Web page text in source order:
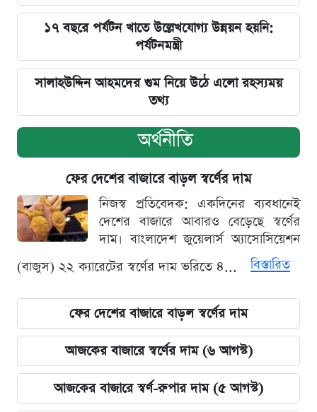
১৭ বছরে পর্যটন খাতে উল্লেখযোগ্য উন্নয়ন হয়নি:
পর্যটনমন্ত্রী
সালাহউদ্দিন আহমদের গুম নিয়ে উঠে এলো রহস্যময়
তথ্য
অর্থনীতি
ফের দেশের বাজারে বাড়ল স্বর্ণের দাম
নিজস্ব প্রতিবেদক: একদিনের ব্যবধানেই
দেশের বাজারে আবারও বেড়েছে স্বর্ণের
দাম। বাংলাদেশ জুয়েলার্স অ্যাসোসিয়েশন
(বাজুস) ২২ ক্যারেটের স্বর্ণের দাম ভরিতে ৪...
বিস্তারিত
ফের দেশের বাজারে বাড়ল স্বর্ণের দাম
আজকের বাজারে স্বর্ণের দাম (৬ আগস্ট)
আজকের বাজারে স্বর্ণ-রুপার দাম (৫ আগস্ট)